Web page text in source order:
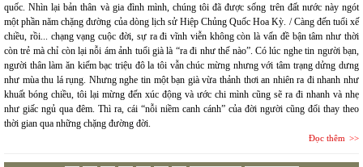
quốc. Nhìn lại bản thân và gia đình mình, chúng tôi đã được sống trên đất nước này ngót
một phần năm chặng đường của dòng lịch sử Hiệp Chủng Quốc Hoa Kỳ. / Càng đến tuổi xế
chiều, rồi... chạng vạng cuộc đời, sự ra đi vĩnh viễn không còn là vấn đề bận tâm như thời
còn trẻ mà chỉ còn lại nỗi ám ảnh tuổi già là “ra đi như thế nào”. Có lúc nghe tin người bạn,
người thân làm ăn kiếm bạc triệu đô la tôi vẫn chúc mừng nhưng với tâm trạng dửng dưng
như mùa thu lá rụng. Nhưng nghe tin một bạn già vừa thảnh thơi an nhiên ra đi nhanh như
khuất bóng chiều, tôi lại mừng đến xúc động và ước chi mình cũng sẽ ra đi nhanh và nhẹ
như giấc ngủ qua đêm. Thì ra, cái “nỗi niềm canh cánh” của đời người cũng đổi thay theo
thời gian qua những chặng đường đời.
Đọc thêm